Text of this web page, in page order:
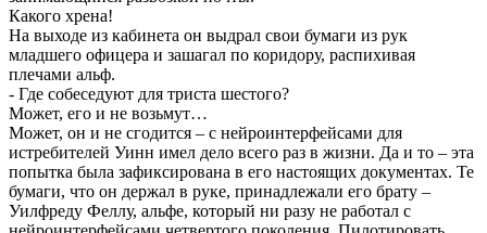
Какого хрена!
На выходе из кабинета он выдрал свои бумаги из рук
младшего офицера и зашагал по коридору, распихивая
плечами альф.
- Где собеседуют для триста шестого?
Может, его и не возьмут…
Может, он и не сгодится – с нейроинтерфейсами для
истребителей Уинн имел дело всего раз в жизни. Да и то – эта
попытка была зафиксирована в его настоящих документах. Те
бумаги, что он держал в руке, принадлежали его брату –
Уилфреду Феллу, альфе, который ни разу не работал с